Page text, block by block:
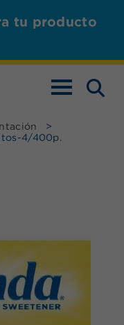
tu producto
ALTERNAR
>
4/400p.